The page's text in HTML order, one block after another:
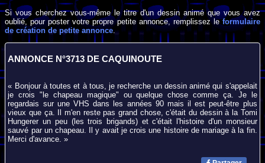
Si vous cherchez vous-même le titre d'un dessin animé que vous avez
oublié, pour poster votre propre petite annonce, remplissez leformulaire
de création de petite annonce .
ANNONCE N°3713 DE CAQUINOUTE
« Bonjour à toutes et à tous, je recherche un dessin animé qui s'appelait
je crois "le chapeau magique" ou quelque chose comme ça. Je le
regardais sur une VHS dans les années 90 mais il est peut-être plus
vieux que ça. Il m'en reste pas grand chose, c'était du dessin à la Tomi
Hungerer un peu (les trois brigands) et c'était l'histoire d'un monsieur
sauvé par un chapeau. Il y avait je crois une histoire de mariage à la fin.
Merci d'avance. »